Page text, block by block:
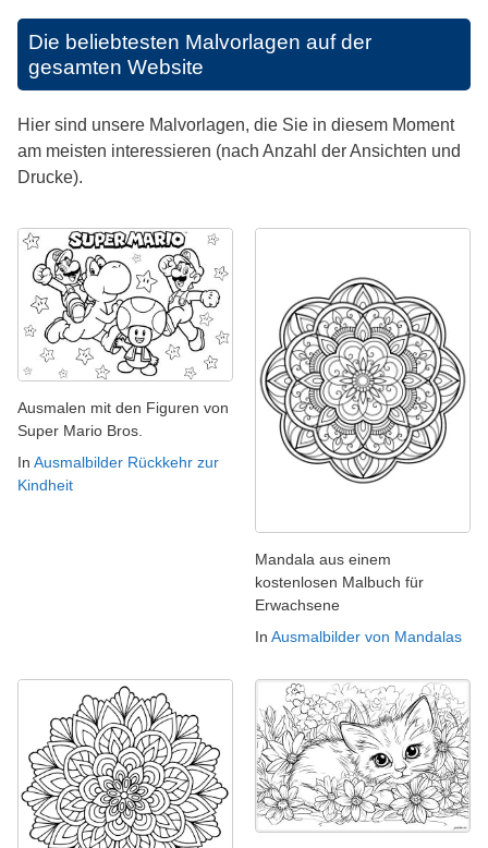
Die beliebtesten Malvorlagen auf der
gesamten Website
Hier sind unsere Malvorlagen, die Sie in diesem Moment
am meisten interessieren (nach Anzahl der Ansichten und
Drucke).
Ausmalen mit den Figuren von
Super Mario Bros.
In Ausmalbilder Rückkehr zur
Kindheit
Mandala aus einem
kostenlosen Malbuch für
Erwachsene
In Ausmalbilder von Mandalas